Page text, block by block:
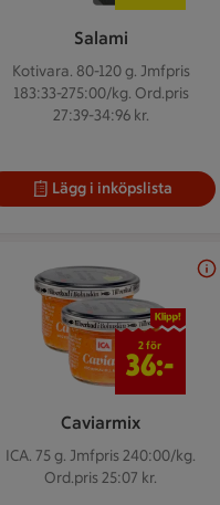
Salami
Kotivara. 80-120 g. Jmfpris
183:33-275:00/kg. Ord.pris
27:39-34:96 kr.
Lägg i inköpslista
Caviarmix
ICA. 75 g. Jmfpris 240:00/kg.
Ord.pris 25:07 kr.
2 för 36 kr
2 för
36:-